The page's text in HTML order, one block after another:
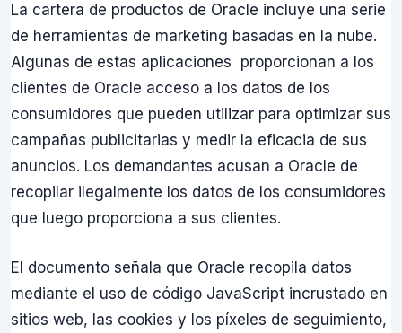
La cartera de productos de Oracle incluye una serie
de herramientas de marketing basadas en la nube.
Algunas de estas aplicaciones proporcionan a los
clientes de Oracle acceso a los datos de los
consumidores que pueden utilizar para optimizar sus
campañas publicitarias y medir la eficacia de sus
anuncios. Los demandantes acusan a Oracle de
recopilar ilegalmente los datos de los consumidores
que luego proporciona a sus clientes.
El documento señala que Oracle recopila datos
mediante el uso de código JavaScript incrustado en
sitios web, las cookies y los píxeles de seguimiento,